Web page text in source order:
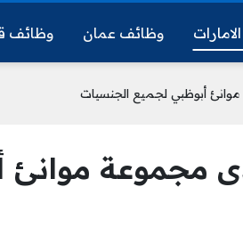
وظائف عمان وظائف
أبوظبي لجميع الجنسيات
مجموعة موانئ